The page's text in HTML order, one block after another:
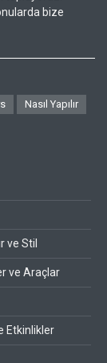
bize
Nasıl Yapılır
ve Stil
ve Araçlar
Etkinlikler